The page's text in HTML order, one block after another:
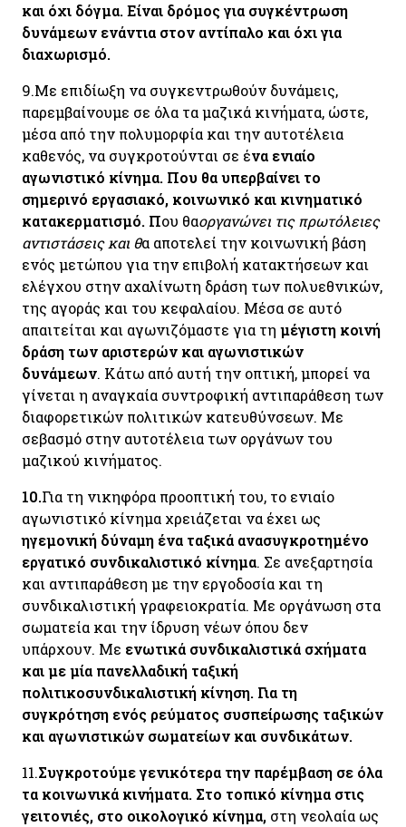
και όχι δόγμα. Είναι δρόμος για συγκέντρωση
δυνάμεων ενάντια στον αντίπαλο και όχι για
διαχωρισμό.
9.Με επιδίωξη να συγκεντρωθούν δυνάμεις,
παρεμβαίνουμε σε όλα τα μαζικά κινήματα, ώστε,
μέσα από την πολυμορφία και την αυτοτέλεια
καθενός, να συγκροτούνται σε ένα ενιαίο
αγωνιστικό κίνημα. Που θα υπερβαίνει το
σημερινό εργασιακό, κοινωνικό και κινηματικό
κατακερματισμό. Που θαοργανώνει τις πρωτόλειες
αντιστάσεις και θα αποτελεί την κοινωνική βάση
ενός μετώπου για την επιβολή κατακτήσεων και
ελέγχου στην αχαλίνωτη δράση των πολυεθνικών,
της αγοράς και του κεφαλαίου. Μέσα σε αυτό
απαιτείται και αγωνιζόμαστε για τη μέγιστη κοινή
δράση των αριστερών και αγωνιστικών
δυνάμεων. Κάτω από αυτή την οπτική, μπορεί να
γίνεται η αναγκαία συντροφική αντιπαράθεση των
διαφορετικών πολιτικών κατευθύνσεων. Με
σεβασμό στην αυτοτέλεια των οργάνων του
μαζικού κινήματος.
10.Για τη νικηφόρα προοπτική του, το ενιαίο
αγωνιστικό κίνημα χρειάζεται να έχει ως
ηγεμονική δύναμη ένα ταξικά ανασυγκροτημένο
εργατικό συνδικαλιστικό κίνημα. Σε ανεξαρτησία
και αντιπαράθεση με την εργοδοσία και τη
συνδικαλιστική γραφειοκρατία. Με οργάνωση στα
σωματεία και την ίδρυση νέων όπου δεν
υπάρχουν. Με ενωτικά συνδικαλιστικά σχήματα
και με μία πανελλαδική ταξική
πολιτικοσυνδικαλιστική κίνηση. Για τη
συγκρότηση ενός ρεύματος συσπείρωσης ταξικών
και αγωνιστικών σωματείων και συνδικάτων.
11.Συγκροτούμε γενικότερα την παρέμβαση σε όλα
τα κοινωνικά κινήματα. Στο τοπικό κίνημα στις
γειτονιές, στο οικολογικό κίνημα, στη νεολαία ως